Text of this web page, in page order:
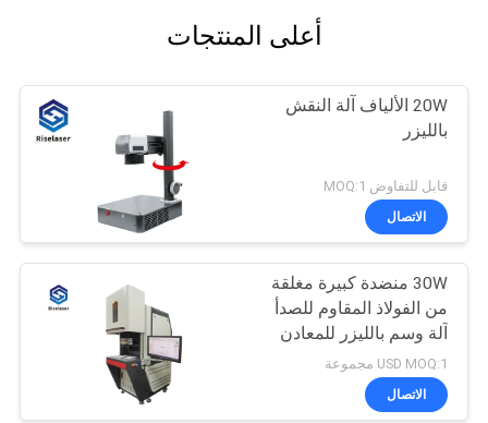
أعلى المنتجات
20W الألياف آلة النقش
بالليزر
قابل للتفاوض MOQ:1
الاتصال
30W منضدة كبيرة مغلقة
من الفولاذ المقاوم للصدأ
آلة وسم بالليزر للمعادن
USD MOQ:1 مجموعة
الاتصال